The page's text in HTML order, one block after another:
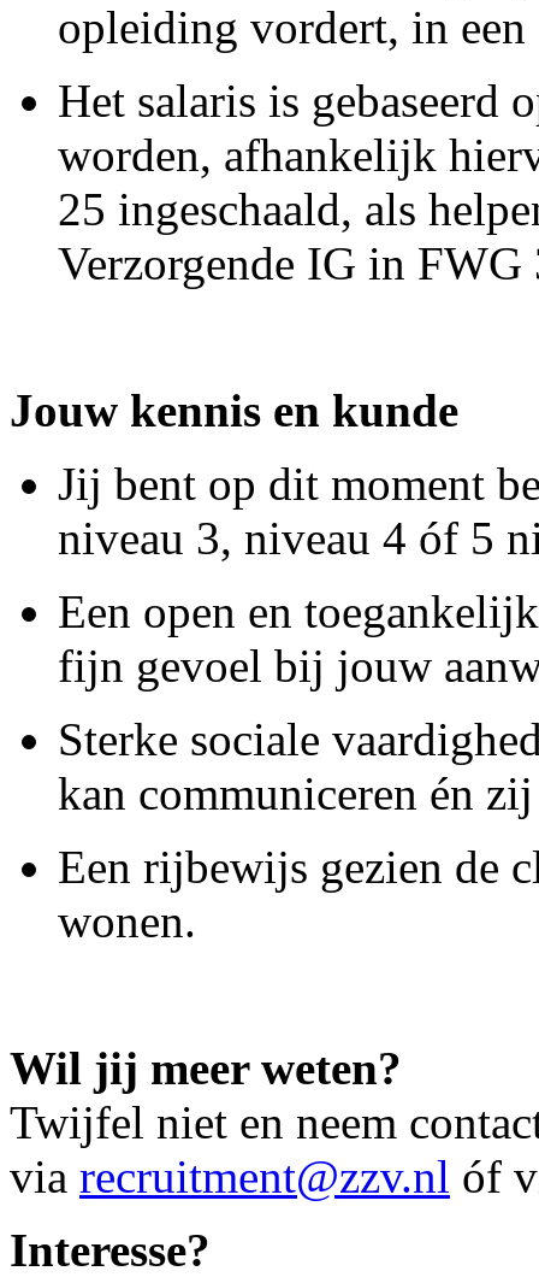
opleiding vordert, in
Het salaris is gebaseerd
worden, afhankelijk
25 ingeschaald, als
Verzorgende IG in
Jouw kennis en kunde
Jij bent op dit moment
niveau 3, niveau 4 óf 5
Een open en
fijn gevoel bij jouw
Sterke sociale
kan communiceren én
Een rijbewijs gezien de
wonen.
Wil jij meer weten?
Twijfel niet en neem
via recruitment@zzv.nl óf
Interesse?